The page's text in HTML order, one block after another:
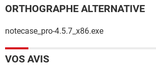
ORTHOGRAPHE ALTERNATIVE
notecase_pro-4.5.7_x86.exe
VOS AVIS